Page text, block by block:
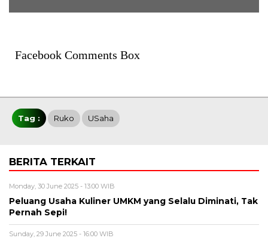
Facebook Comments Box
Tag : Ruko USaha
BERITA TERKAIT
Monday, 30 June 2025 - 13:00 WIB
Peluang Usaha Kuliner UMKM yang Selalu Diminati, Tak
Pernah Sepi!
Sunday, 29 June 2025 - 16:00 WIB